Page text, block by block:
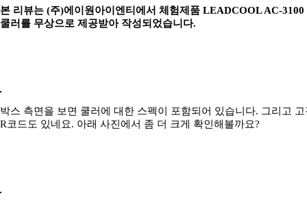
본 리뷰는 (주)에이원아이엔티에서 체험제품 LEADCOOL AC-
쿨러를 무상으로 제공받아 작성되었습니다.
박스 측면을 보면 쿨러에 대한 스펙이 포함되어 있습니다. 그리고
R코드도 있네요. 아래 사진에서 좀 더 크게 확인해볼까요?